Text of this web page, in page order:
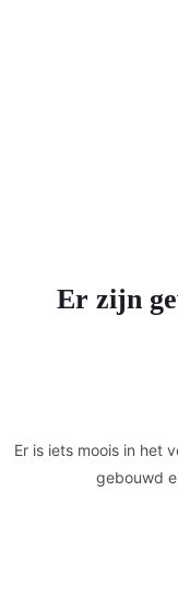
Er zijn
Er is iets moois in het
gebouwd